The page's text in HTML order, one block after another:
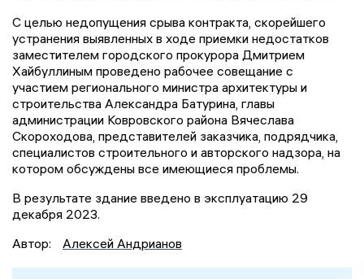
С целью недопущения срыва контракта, скорейшего
устранения выявленных в ходе приемки недостатков
заместителем городского прокурора Дмитрием
Хайбуллиным проведено рабочее совещание с
участием регионального министра архитектуры и
строительства Александра Батурина, главы
администрации Ковровского района Вячеслава
Скороходова, представителей заказчика, подрядчика,
специалистов строительного и авторского надзора, на
котором обсуждены все имеющиеся проблемы.
В результате здание введено в эксплуатацию 29
декабря 2023.
Автор:
Алексей Андрианов